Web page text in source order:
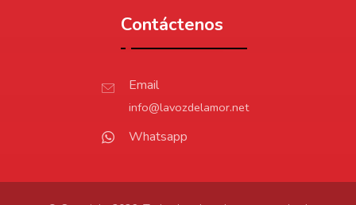
Contáctenos
Email
info@lavozdelamor.net
Whatsapp